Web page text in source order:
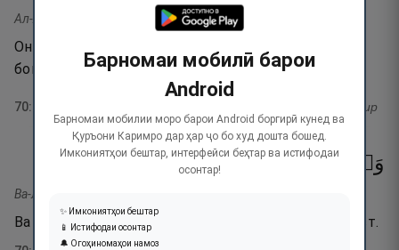
Ал-лазӣна ҳум ъала салатиҳим даимун.
Ончунон намозхонҳое, ки ҳамеша бар намозашон
бошандагонанд!
70: тафсир
وَٱلَّذِينَ فِىٓ أَمْوَٰلِهِمْ حَقٌّۭ مَّعْلُومٌۭ ۝
Ва-л-лазӣна фи амвалиҳим ҳаққу-м маълум.
Ва он касоне ки дар молҳояшон ҳаққи маълум ҳаст.
Барномаи мобилӣ барои
Android
Барномаи мобилии моро барои Android боргирӣ кунед ва
Қуръони Каримро дар ҳар ҷо бо худ дошта бошед.
Имкониятҳои бештар, интерфейси беҳтар ва истифодаи
осонтар!
✨ Имкониятҳои бештар
📱 Истифодаи осонтар
🔔 Огоҳиномаҳои намоз